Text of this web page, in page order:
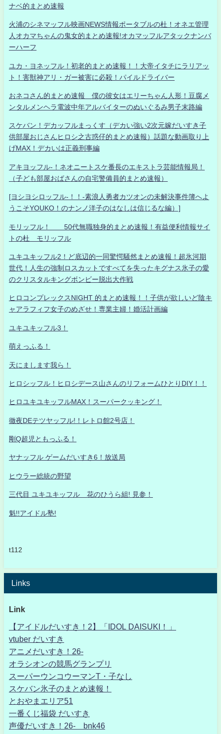
ナベ的まとめ速報
火浦のシネマッフル映画NEWS情報ポータブルの杜！オネエ管理
人オカマちゃんの鬼女的まとめ速報!オカマッフルアタックナンバ
ーハーフ
ユカ・ヨネッフル！初老的まとめ速報！！大帝イタチにラリアッ
ト！害獣神アリ・ガー被害に必殺！パイルドライバー
おネコさん的まとめ速報 僕の彼女はエリーちゃん人形！豆腐メ
ンタルメンヘラ電波中年アルバイターのぬいぐるみ男子末路編
スケバン！デカッフルまっくす（デカい強い2次元嫁だいすき子
供部屋おじさんヒロシ之古惑仔的まとめ速報）話題な動画取り上
げMAX！デカいは正義刑事編
アキヨッフル-！ネオニートスケ番長のエキストラ芸能情報局！
（子ども部屋おばさんの自宅警備員的まとめ速報）
[ヨシヨシロッフル-！！-素浪人勇者カツオンの未解決事件簿へよ
うこそYOUKO！のナンノ洋子のはなしは信じるな編）]
モリッフル！ 50代無職独身的まとめ速報！有益便利情報サイ
トの杜 モリッフル
ユキユキッフル2！ど底辺的一同驚愕騒然まとめ速報！超氷河期
世代！人生の強制ロスカットですべてを失ったキグナス氷子の愛
のクリスタルキングボンビー脱出大作戦
ヒロコンプレックスNIGHT 的まとめ速報！！子供が欲しいど陰キ
ャアラフィフ女子のめざせ！専業主婦！婚活計画編
ユキユキッフル3！
萌えっふる！
天にまします我ら！
ヒロシッフル！ヒロシデース山さんのリフォームひとりDIY！！
ヒロユキユキッフルMAX！スーパークッキング！
徹夜DEテツヤッフル!！レトロ館2号店！
剛Q超児ともっふる！
ヤナッフル ゲームだいすき6！放送局
ヒウラー総統の野望
三代目 ユキユキッフル 花のひうら組! 見参！
魁!!アイドル塾!
t112
Links
Link
【アイドルだいすき！2】「IDOL DAISUKI！」
vtuber だいすき
アニメだいすき！26-
オラシオンの競馬グランプリ
スーパーウンコウーマンT・子なし
スケバン氷子のまとめ速報！
とおやまエリア51
一番くじ福袋 だいすき
声優だいすき！26- bnk46